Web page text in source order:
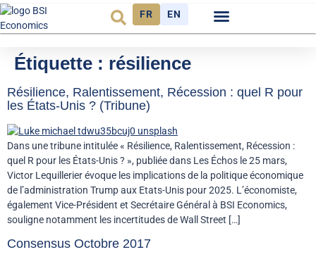
FR EN
Étiquette : résilience
Résilience, Ralentissement, Récession : quel R pour
les États-Unis ? (Tribune)
Dans une tribune intitulée « Résilience, Ralentissement, Récession :
quel R pour les États-Unis ? », publiée dans Les Échos le 25 mars,
Victor Lequillerier évoque les implications de la politique économique
de l’administration Trump aux Etats-Unis pour 2025. L’économiste,
également Vice-Président et Secrétaire Général à BSI Economics,
souligne notamment les incertitudes de Wall Street […]
Consensus Octobre 2017